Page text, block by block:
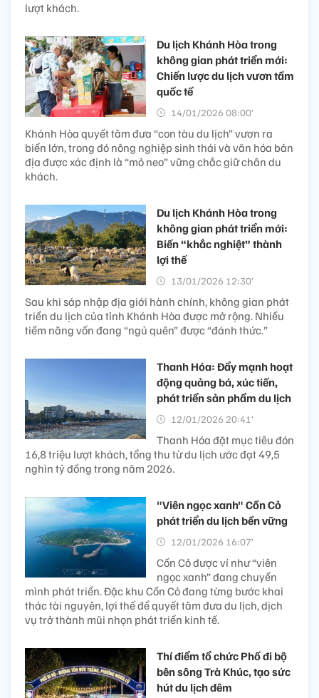
lượt khách.
Du lịch Khánh Hòa trong
không gian phát triển mới:
Chiến lược du lịch vươn tầm
quốc tế
14/01/2026 08:00’
Khánh Hòa quyết tâm đưa “con tàu du lịch” vươn ra
biển lớn, trong đó nông nghiệp sinh thái và văn hóa bản
địa được xác định là “mỏ neo” vững chắc giữ chân du
khách.
Du lịch Khánh Hòa trong
không gian phát triển mới:
Biến “khắc nghiệt” thành
lợi thế
13/01/2026 12:30’
Sau khi sáp nhập địa giới hành chính, không gian phát
triển du lịch của tỉnh Khánh Hòa được mở rộng. Nhiều
tiềm năng vốn đang “ngủ quên” được “đánh thức.”
Thanh Hóa: Đẩy mạnh hoạt
động quảng bá, xúc tiến,
phát triển sản phẩm du lịch
12/01/2026 20:41’
Thanh Hóa đặt mục tiêu đón
16,8 triệu lượt khách, tổng thu từ du lịch ước đạt 49,5
nghìn tỷ đồng trong năm 2026.
"Viên ngọc xanh" Cồn Cỏ
phát triển du lịch bền vững
12/01/2026 16:07’
Cồn Cỏ được ví như “viên
ngọc xanh” đang chuyển
mình phát triển. Đặc khu Cồn Cỏ đang từng bước khai
thác tài nguyên, lợi thế để quyết tâm đưa du lịch, dịch
vụ trở thành mũi nhọn phát triển kinh tế.
Thí điểm tổ chức Phố đi bộ
bên sông Trà Khúc, tạo sức
hút du lịch đêm